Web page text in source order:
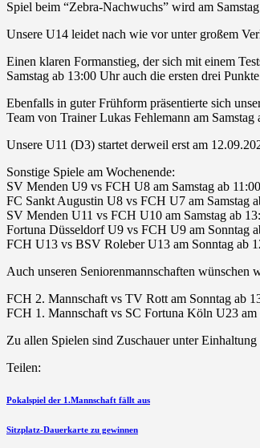
Spiel beim “Zebra-Nachwuchs” wird am
Unsere U14 leidet nach wie vor unter großem
Einen klaren Formanstieg, der sich mit einem
Samstag ab 13:00 Uhr auch die ersten drei
Ebenfalls in guter Frühform präsentierte sich
Team von Trainer Lukas Fehlemann am
Unsere U11 (D3) startet derweil erst am
Sonstige Spiele am Wochenende:
SV Menden U9 vs FCH U8 am Samstag ab
FC Sankt Augustin U8 vs FCH U7 am Samstag
SV Menden U11 vs FCH U10 am Samstag ab
Fortuna Düsseldorf U9 vs FCH U9 am Sonntag
FCH U13 vs BSV Roleber U13 am Sonntag ab
Auch unseren Seniorenmannschaften wünschen
FCH 2. Mannschaft vs TV Rott am Sonntag ab
FCH 1. Mannschaft vs SC Fortuna Köln U23 am
Zu allen Spielen sind Zuschauer unter
Teilen:
Beitragsnavigation
vorherigen
Pokalspiel der 1.Mannschaft fällt aus
nächsten
Sitzplatz-Dauerkarte zu gewinnen